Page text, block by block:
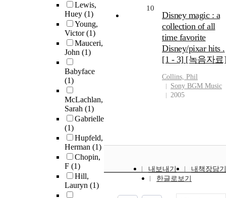
Lewis,
Huey (1)
Young,
Victor(1)
Mauceri,
John (1)
Babyface
(1)
McLachlan,
Sarah (1)
Gabrielle
(1)
Hupfeld,
Herman (1)
Chopin,
F (1)
Hill,
Lauryn (1)
10
Disney magic : a
collection of all
time favorite
Disney/pixar hits .
[1 - 3] [녹음자료]
Collins, Phil
Sony BGM Music
2005
내보내기
내책장담기
한글로보기